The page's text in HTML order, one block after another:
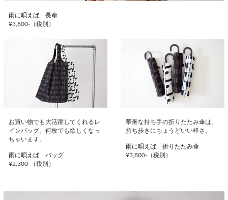
雨に唄えば 長傘
¥3,800-（税別）
お買い物でも大活躍してくれるレ
インバッグ。何枚でも欲しくなっ
ちゃいます。
雨に唄えば バッグ
¥2,300-（税別）
華奢な持ち手の折りたたみ傘は、
持ち歩きにちょうどいい軽さ。
雨に唄えば 折りたたみ傘
¥3,800-（税別）